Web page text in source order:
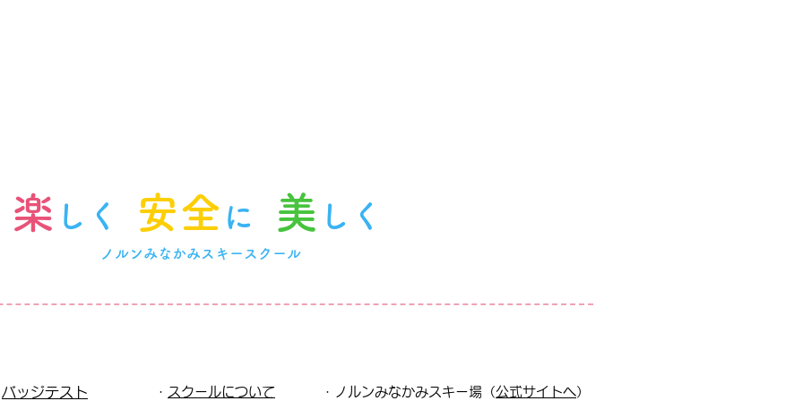
楽 しく 安全 に 美 しく
ノルンみなかみスキースクール
バッジテスト ・ スクールについて ・ノルンみなかみスキー場（公式サイトへ）